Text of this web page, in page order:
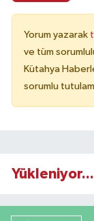
Yorum yazarak
ve tüm
Kütahya
sorumlu
Yükleniyor...